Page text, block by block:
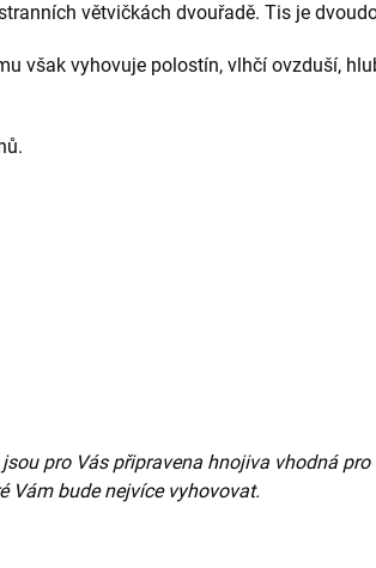
větvičkách dvouřadě. Tis je
však vyhovuje polostín, vlhčí ovzduší,
jsou pro Vás připravena hnojiva vhodná pro
Vám bude nejvíce vyhovovat.